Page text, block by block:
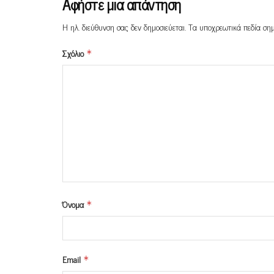
Η ηλ. διεύθυνση σας δεν δημοσιεύεται. Τα υποχρεωτικά πεδία
Σχόλιο *
Όνομα *
Email *